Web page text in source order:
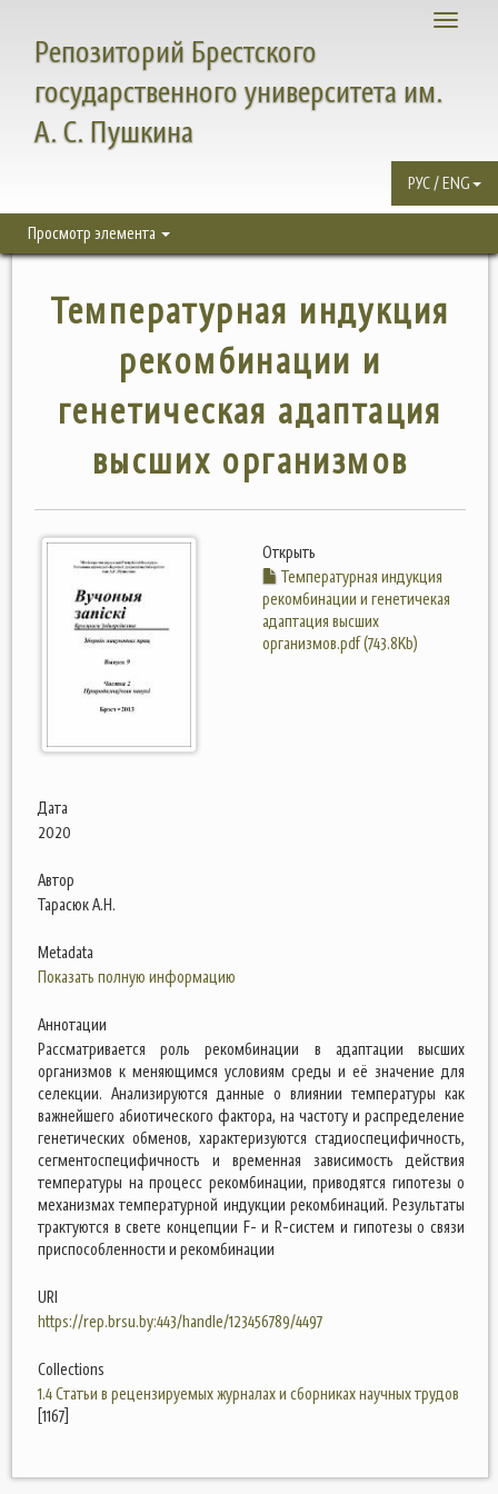
Toggle
Репозиторий Брестского
государственного университета им.
А. С. Пушкина
РУС / ENG
Просмотр элемента
Температурная индукция
рекомбинации и
генетическая адаптация
высших организмов
Открыть
Температурная индукция
рекомбинации и генетичекая
адаптация высших
организмов.pdf (743.8Kb)
Дата
2020
Автор
Тарасюк А.Н.
Metadata
Показать полную информацию
Аннотации
Рассматривается роль рекомбинации в адаптации высших
организмов к меняющимся условиям среды и её значение для
селекции. Анализируются данные о влиянии температуры как
важнейшего абиотического фактора, на частоту и распределение
генетических обменов, характеризуются стадиоспецифичность,
сегментоспецифичность и временная зависимость действия
температуры на процесс рекомбинации, приводятся гипотезы о
механизмах температурной индукции рекомбинаций. Результаты
трактуются в свете концепции F- и R-систем и гипотезы о связи
приспособленности и рекомбинации
URI
https://rep.brsu.by:443/handle/123456789/4497
Collections
1.4 Статьи в рецензируемых журналах и сборниках научных трудов
[1167]